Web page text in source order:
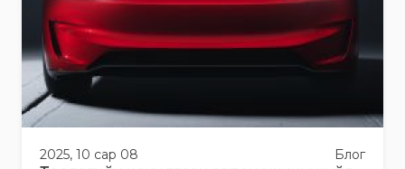
2025, 10 сар 08 Блог